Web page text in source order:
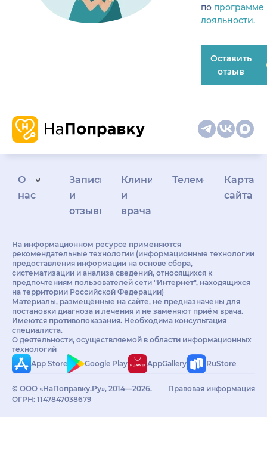
по программе
лояльности.
Оставить
отзыв
О
нас
Запись
и
отзывы
Клиникам
и
врачам
Телемедицина
Карта
сайта
На информационном ресурсе применяются
рекомендательные технологии (информационные технологии
предоставления информации на основе сбора,
систематизации и анализа сведений, относящихся к
предпочтениям пользователей сети "Интернет", находящихся
на территории Российской Федерации)
Материалы, размещённые на сайте, не предназначены для
постановки диагноза и лечения и не заменяют приём врача.
Имеются противопоказания. Необходима консультация
специалиста.
О деятельности, осуществляемой в области информационных
технологий
App Store
Google Play AppGallery RuStore
© ООО «НаПоправку.Ру», 2014—2026.
ОГРН: 1147847038679
Правовая информация